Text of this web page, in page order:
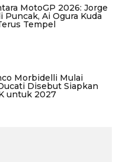
MotoGP 2026: Jorge
Ai Ogura Kuda
Tempel
Morbidelli Mulai
Disebut Siapkan
untuk 2027